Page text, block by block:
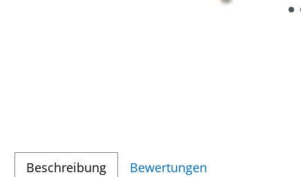
Beschreibung Bewertungen